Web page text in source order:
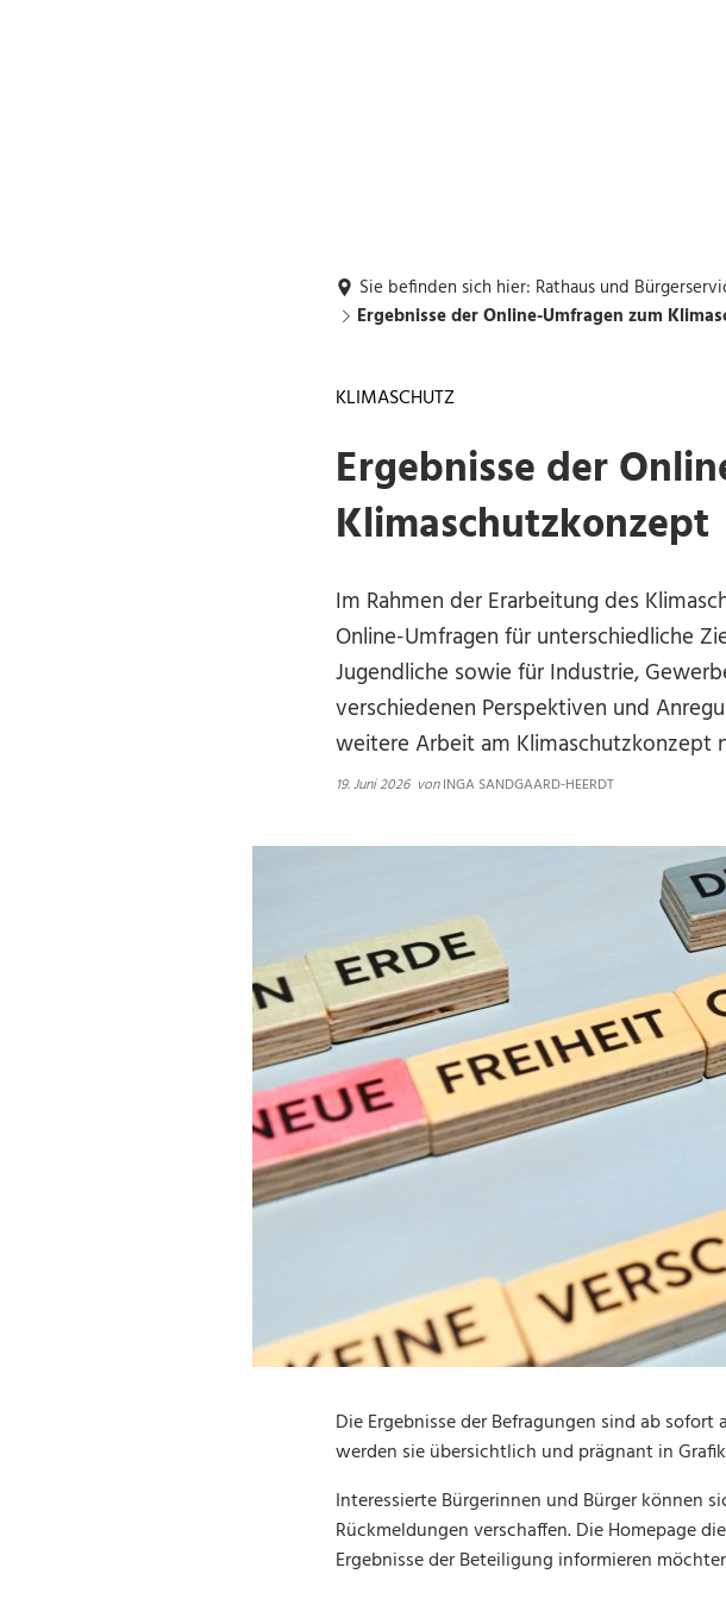
Sie befinden sich hier: Rathaus und
Ergebnisse der Online-Umfragen zum
KLIMASCHUTZ
Ergebnisse der
Klimaschutzkonzept
Im Rahmen der Erarbeitung des
Online-Umfragen für unterschiedliche
Jugendliche sowie für Industrie,
verschiedenen Perspektiven und
weitere Arbeit am Klimaschutzkonzept
19. Juni 2026 vonINGA SANDGAARD-HEERDT
Die Ergebnisse der Befragungen sind ab
werden sie übersichtlich und prägnant in
Interessierte Bürgerinnen und Bürger können
Rückmeldungen verschaffen. Die Homepage
Ergebnisse der Beteiligung informieren